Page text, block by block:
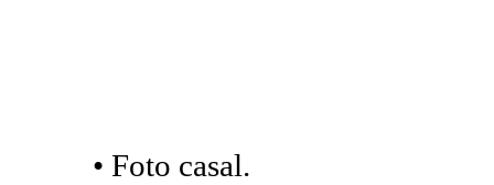
• Foto casal.